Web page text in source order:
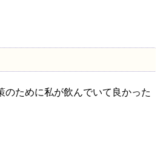
のために私が飲んでいて良かった